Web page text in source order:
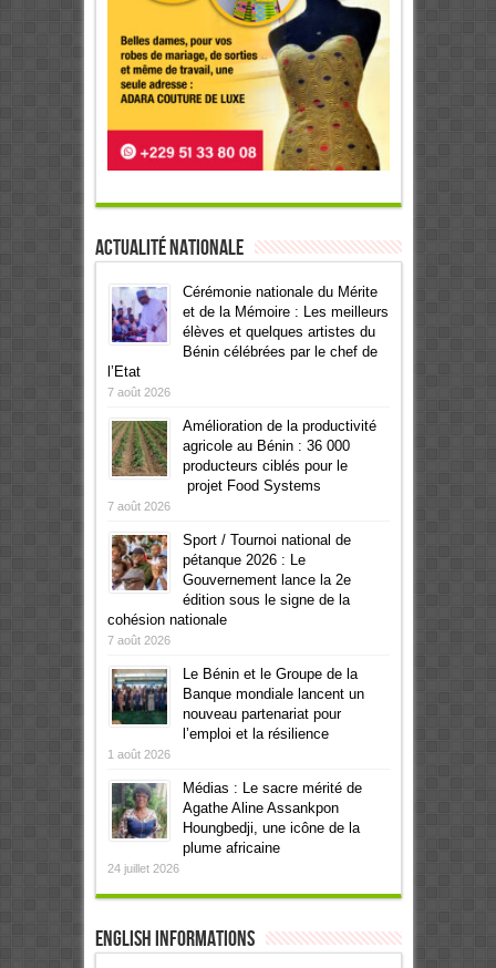
Actualité Nationale
Cérémonie nationale du Mérite
et de la Mémoire : Les meilleurs
élèves et quelques artistes du
Bénin célébrées par le chef de
l’Etat
7 août 2026
Amélioration de la productivité
agricole au Bénin : 36 000
producteurs ciblés pour le
projet Food Systems
7 août 2026
Sport / Tournoi national de
pétanque 2026 : Le
Gouvernement lance la 2e
édition sous le signe de la
cohésion nationale
7 août 2026
Le Bénin et le Groupe de la
Banque mondiale lancent un
nouveau partenariat pour
l’emploi et la résilience
1 août 2026
Médias : Le sacre mérité de
Agathe Aline Assankpon
Houngbedji, une icône de la
plume africaine
24 juillet 2026
English informations